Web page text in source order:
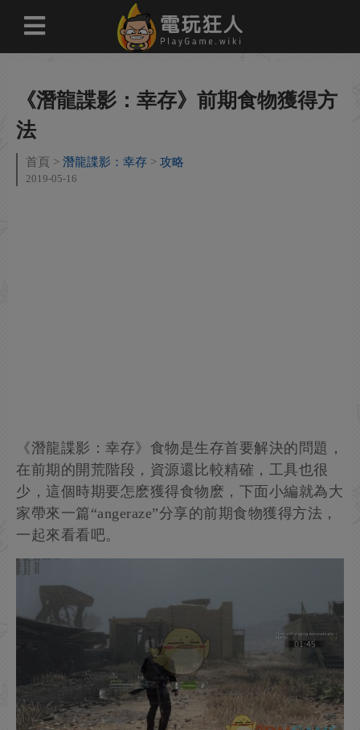
《潛龍諜影：幸存》前期食物獲得方
法
首頁 潛龍諜影：幸存 攻略
2019-05-16
《潛龍諜影：幸存》食物是生存首要解決的問題，
在前期的開荒階段，資源還比較精確，工具也很
少，這個時期要怎麽獲得食物麽，下面小編就為大
家帶來一篇“angeraze”分享的前期食物獲得方法，
一起來看看吧。